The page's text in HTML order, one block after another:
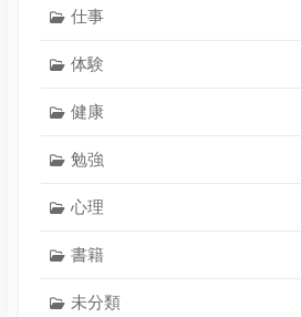
仕事
体験
健康
勉強
心理
書籍
未分類